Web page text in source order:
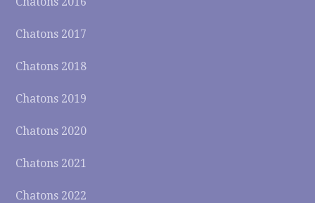
Chatons 2017
Chatons 2018
Chatons 2019
Chatons 2020
Chatons 2021
Chatons 2022